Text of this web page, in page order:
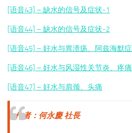
[语音43] – 缺水的信号及症状-1
[语音44] – 缺水的信号及症状-2
[语音45] – 好水与胃溃疡、阿兹海默症
[语音46] – 好水与风湿性关节炎、疼痛
[语音47] – 好水与肩颈、头痛
作者：何永慶 社長